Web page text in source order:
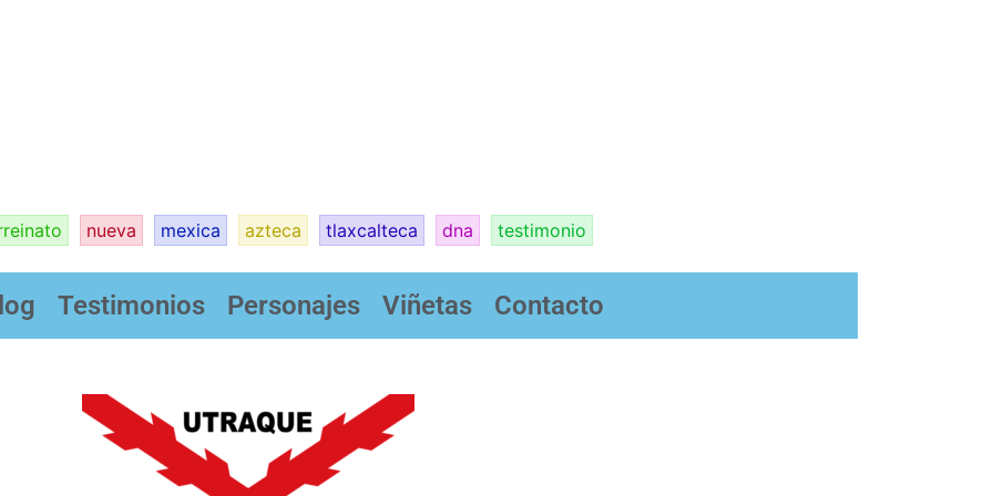
nueva mexica azteca tlaxcalteca dna testimonio
Testimonios Personajes Viñetas Contacto